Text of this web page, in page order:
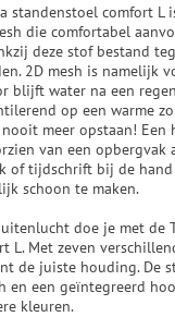
standenstoel comfort L
die comfortabel
deze stof bestand
2D mesh is namelijk
blijft water na een
op een warme
meer opstaan! Een
van een opbergvak
of tijdschrift bij de
schoon te maken.
doe je met de
L. Met zeven
de juiste houding. De
en een geïntegreerd
kleuren.